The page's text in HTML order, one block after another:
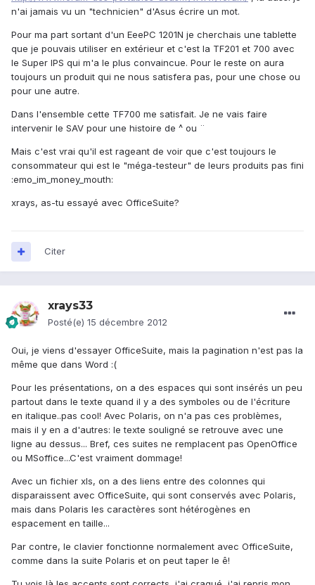
n'ai jamais vu un "technicien" d'Asus écrire un mot.
Pour ma part sortant d'un EeePC 1201N je cherchais une tablette
que je pouvais utiliser en extérieur et c'est la TF201 et 700 avec
le Super IPS qui m'a le plus convaincue. Pour le reste on aura
toujours un produit qui ne nous satisfera pas, pour une chose ou
pour une autre.
Dans l'ensemble cette TF700 me satisfait. Je ne vais faire
intervenir le SAV pour une histoire de ^ ou ¨
Mais c'est vrai qu'il est rageant de voir que c'est toujours le
consommateur qui est le "méga-testeur" de leurs produits pas fini
:emo_im_money_mouth:
xrays, as-tu essayé avec OfficeSuite?
Citer
xrays33
Posté(e) 15 décembre 2012
Oui, je viens d'essayer OfficeSuite, mais la pagination n'est pas la
même que dans Word :(
Pour les présentations, on a des espaces qui sont insérés un peu
partout dans le texte quand il y a des symboles ou de l'écriture
en italique..pas cool! Avec Polaris, on n'a pas ces problèmes,
mais il y en a d'autres: le texte souligné se retrouve avec une
ligne au dessus... Bref, ces suites ne remplacent pas OpenOffice
ou MSoffice...C'est vraiment dommage!
Avec un fichier xls, on a des liens entre des colonnes qui
disparaissent avec OfficeSuite, qui sont conservés avec Polaris,
mais dans Polaris les caractères sont hétérogènes en
espacement en taille...
Par contre, le clavier fonctionne normalement avec OfficeSuite,
comme dans la suite Polaris et on peut taper le ê!